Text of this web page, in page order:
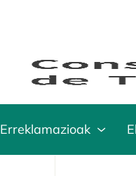
Erreklamazioak